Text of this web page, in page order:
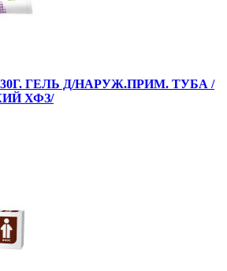
ГЕЛЬ Д/НАРУЖ.ПРИМ. ТУБА /
ХФЗ/